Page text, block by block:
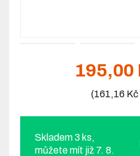
195,00
(161,16
Skladem 3 ks,
můžete mít již 7. 8.